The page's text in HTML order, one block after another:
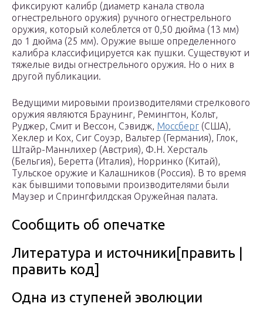
фиксируют калибр (диаметр канала ствола
огнестрельного оружия) ручного огнестрельного
оружия, который колеблется от 0,50 дюйма (13 мм)
до 1 дюйма (25 мм). Оружие выше определенного
калибра классифицируется как пушки. Существуют и
тяжелые виды огнестрельного оружия. Но о них в
другой публикации.
Ведущими мировыми производителями стрелкового
оружия являются Браунинг, Ремингтон, Кольт,
Руджер, Смит и Вессон, Сэвидж, Моссберг (США),
Хеклер и Кох, Сиг Соуэр, Вальтер (Германия), Глок,
Штайр-Маннлихер (Австрия), Ф.Н. Херсталь
(Бельгия), Беретта (Италия), Норринко (Китай),
Тульское оружие и Калашников (Россия). В то время
как бывшими топовыми производителями были
Маузер и Спрингфилдская Оружейная палата.
Сообщить об опечатке
Литература и источники[править |
править код]
Одна из ступеней эволюции